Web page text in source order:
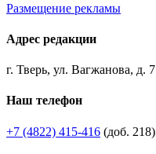
Размещение рекламы
Адрес редакции
г. Тверь, ул. Вагжанова, д. 7
Наш телефон
+7 (4822) 415-416 (доб. 218)